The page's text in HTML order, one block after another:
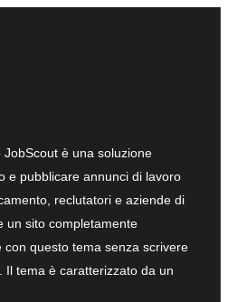
è una soluzione
e pubblicare annunci di lavoro
reclutatori e aziende di
un sito completamente
con questo tema senza scrivere
Il tema è caratterizzato da un